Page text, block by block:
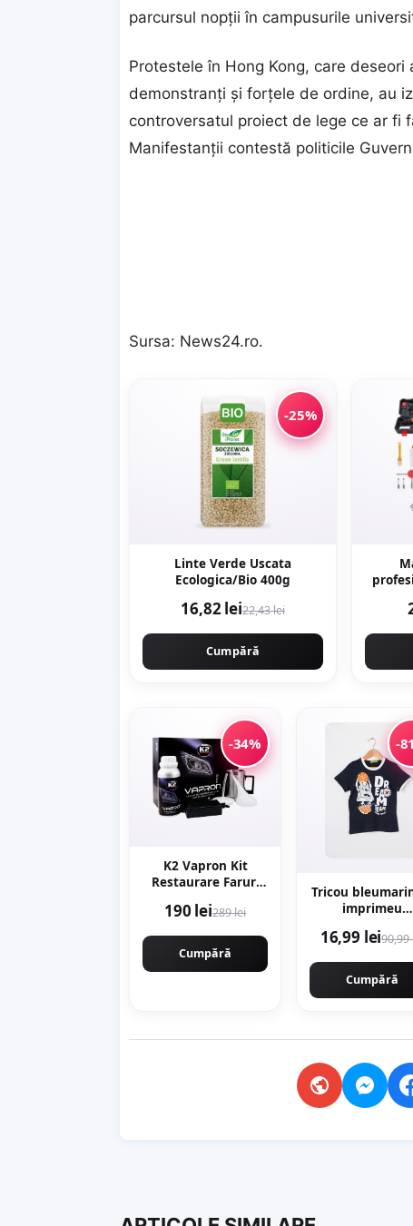
parcursul nopții în campusurile
Protestele în Hong Kong, care
demonstranți și forțele de ordine, au
controversatul proiect de lege ce ar fi
Manifestanţii contestă politicile
Sursa: News24.ro.
-25%
Linte Verde Uscata
Ecologica/Bio 400g
16,82 lei22,43 lei
Cumpără
-34%
K2 Vapron Kit
Restaurare Faruri
190 lei289 lei
Cumpără
-
Tricou
imprimeu
16,99 lei90,99
Cumpără